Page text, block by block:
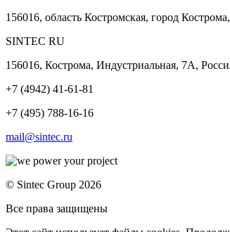
156016, область Костромская, город
SINTEC RU
156016, Кострома, Индустриальная, 7А,
+7 (4942) 41-61-81
+7 (495) 788-16-16
mail@sintec.ru
© Sintec Group 2026
Все права защищены